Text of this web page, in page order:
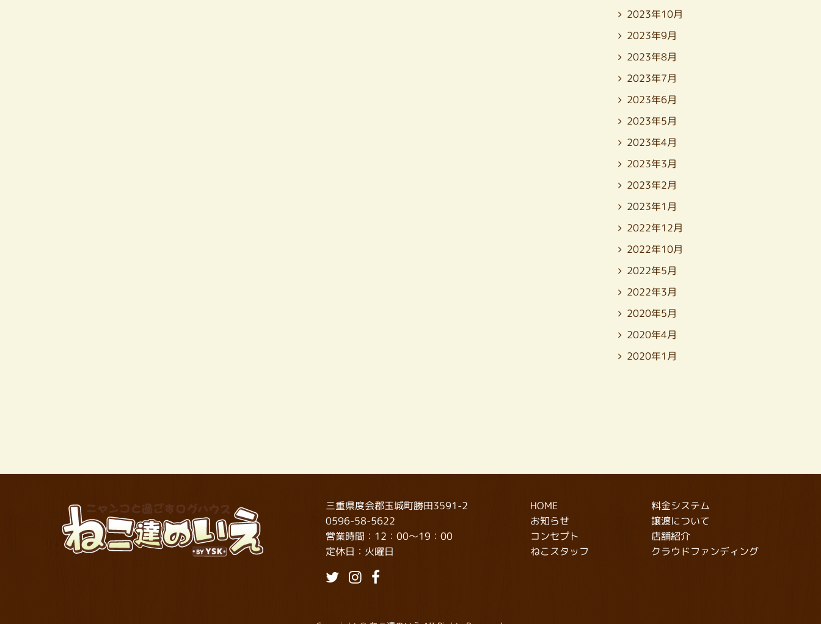
2023年10月
2023年9月
2023年8月
2023年7月
2023年6月
2023年5月
2023年4月
2023年3月
2023年2月
2023年1月
2022年12月
2022年10月
2022年5月
2022年3月
2020年5月
2020年4月
2020年1月
三重県度会郡玉城町勝田3591-2
0596-58-5622
営業時間：12：00～19：00
定休日：火曜日
HOME
お知らせ
コンセプト
ねこスタッフ
料金システム
譲渡について
店舗紹介
クラウドファンディング